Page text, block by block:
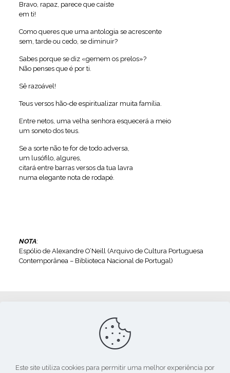
Bravo, rapaz, parece que caíste
em ti!
Como queres que uma antologia se acrescente
sem, tarde ou cedo, se diminuir?
Sabes porque se diz «gemem os prelos»?
Não penses que é por ti.
Sê razoável!
Teus versos hão-de espiritualizar muita família.
Entre netos, uma velha senhora esquecerá a meio
um soneto dos teus.
Se a sorte não te for de todo adversa,
um lusófilo, algures,
citará entre barras versos da tua lavra
numa elegante nota de rodapé.
NOTA:
Espólio de Alexandre O’Neill (Arquivo de Cultura Portuguesa
Contemporânea – Biblioteca Nacional de Portugal)
Este site utiliza cookies para permitir uma melhor experiência por